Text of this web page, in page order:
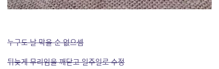
누구도 날 막을 순 없으셈
뒤늦게 무리임을 깨닫고 일주일로 수정